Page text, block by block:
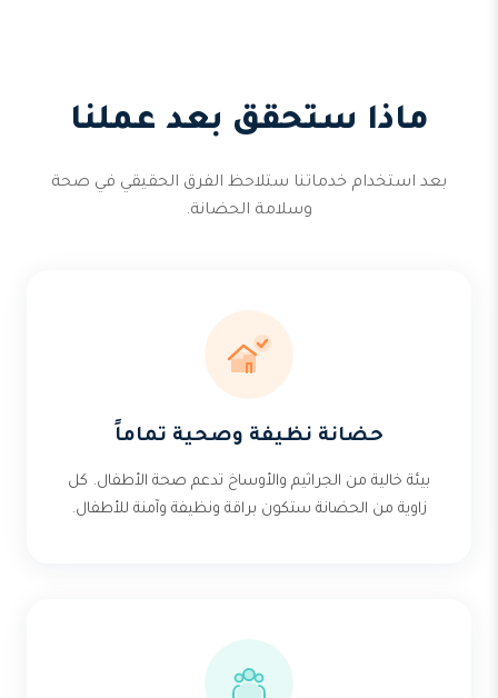
ماذا ستحقق بعد عملنا
بعد استخدام خدماتنا ستلاحظ الفرق الحقيقي في صحة
وسلامة الحضانة.
حضانة نظيفة وصحية تماماً
بيئة خالية من الجراثيم والأوساخ تدعم صحة الأطفال. كل
زاوية من الحضانة ستكون براقة ونظيفة وآمنة للأطفال.